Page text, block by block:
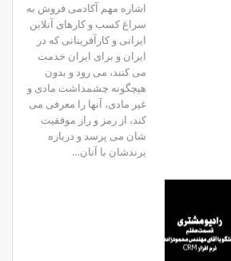
اشاره مهم آکادمی فروش به
سراغ کسب و کارهای آنلاین
ایرانی و کارآفرینانی که در
ایران و برای ایران خدمت
می کنند، می رود و بدون
هیچگونه چشمداشت مادی و
غیر مادی، آنها را معرفی می
کند، از رمز و راز موفقیت
شان می پرسد و درباره
برندشان با آنان…